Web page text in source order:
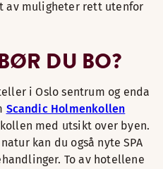
av muligheter rett utenfor
DU BO?
i Oslo sentrum og enda
Scandic Holmenkollen
med utsikt over byen.
kan du også nyte SPA
To av hotellene